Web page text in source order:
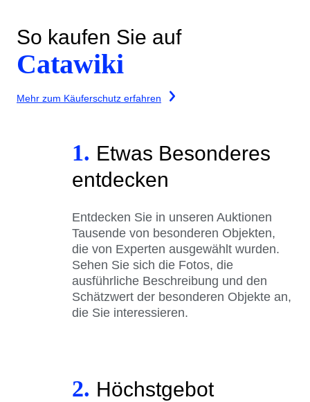
So kaufen Sie auf
Catawiki
Mehr zum Käuferschutz erfahren
1. Etwas Besonderes
entdecken
Entdecken Sie in unseren Auktionen
Tausende von besonderen Objekten,
die von Experten ausgewählt wurden.
Sehen Sie sich die Fotos, die
ausführliche Beschreibung und den
Schätzwert der besonderen Objekte an,
die Sie interessieren.
2. Höchstgebot